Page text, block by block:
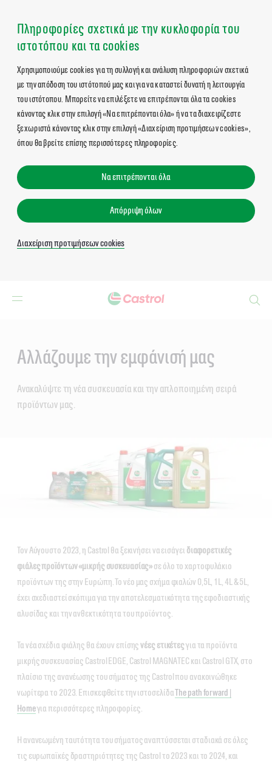
Πληροφορίες σχετικά με την κυκλοφορία του
ιστοτόπου και τα cookies
Χρησιμοποιούμε cookies για τη συλλογή και ανάλυση πληροφοριών σχετικά
με την απόδοση του ιστότοπού μας και για να καταστεί δυνατή η λειτουργία
του ιστότοπου. Μπορείτε να επιλέξετε να επιτρέπονται όλα τα cookies
κάνοντας κλικ στην επιλογή «Να επιτρέπονται όλα» ή να τα διαχειρίζεστε
ξεχωριστά κάνοντας κλικ στην επιλογή «Διαχείριση προτιμήσεων cookies»,
όπου θα βρείτε επίσης περισσότερες πληροφορίες.
Να επιτρέπονται όλα
Απόρριψη όλων
Διαχείριση προτιμήσεων cookies
Αλλάζουμε την εμφάνισή μας
Ανακαλύψτε τη νέα συσκευασία και την απλοποιημένη σειρά
προϊόντων μας.
Τον Αύγουστο 2023, η Castrol θα ξεκινήσει να εισάγει διαφορετικές
φιάλες προïόντων «μικρής συσκευασίας»σε όλο το χαρτοφυλάκιο
προϊόντων της στην Ευρώπη. Το νέο μας σχήμα φιαλών 0,5L, 1L, 4L & 5L,
έχει σχεδιαστεί σκόπιμα για την αποτελεσματικότητα της εφοδιαστικής
αλυσίδας και την ανθεκτικότητα του προϊόντος.
Τα νέα σχέδια φιάλης θα έχουν επίσηςνέες ετικέτεςγια τα προϊόντα
μικρής συσκευασίας Castrol EDGE, Castrol MAGNATEC και Castrol GTX, στο
πλαίσιο της ανανέωσης του σήματος της Castrol που ανακοινώθηκε
νωρίτερα το 2023. Επισκεφθείτε την ιστοσελίδαThe path forward |
Homeγια περισσότερες πληροφορίες.
Η ανανεωμένη ταυτότητα του σήματος αναπτύσσεται σταδιακά σε όλες
τις ευρωπαϊκές δραστηριότητες της Castrol το 2023 και το 2024, και